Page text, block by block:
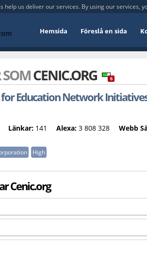
help us deliver our services. By using our services,
Hemsida Föreslå en sida
CENIC.ORG 6
Education Network Initiatives
Länkar: 141 Alexa: 3 808 328 Webb
High
Cenic.org